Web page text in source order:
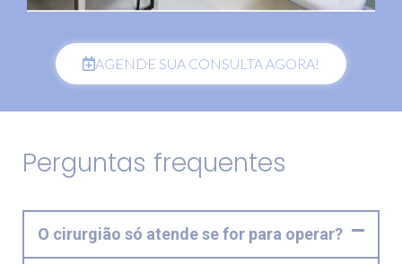
AGENDE SUA CONSULTA AGORA!
Perguntas frequentes
O cirurgião só atende se for para operar?